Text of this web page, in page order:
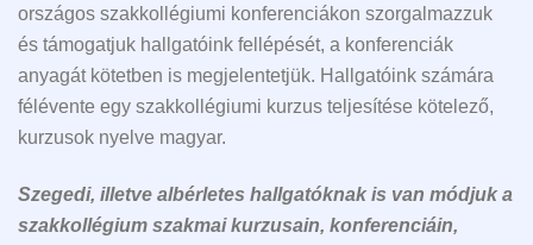
országos szakkollégiumi konferenciákon szorgalmazzuk
és támogatjuk hallgatóink fellépését, a konferenciák
anyagát kötetben is megjelentetjük. Hallgatóink számára
félévente egy szakkollégiumi kurzus teljesítése kötelező,
kurzusok nyelve magyar.
Szegedi, illetve albérletes hallgatóknak is van módjuk a
szakkollégium szakmai kurzusain, konferenciáin,